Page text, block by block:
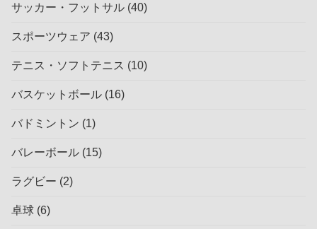
サッカー・フットサル (40)
スポーツウェア (43)
テニス・ソフトテニス (10)
バスケットボール (16)
バドミントン (1)
バレーボール (15)
ラグビー (2)
卓球 (6)